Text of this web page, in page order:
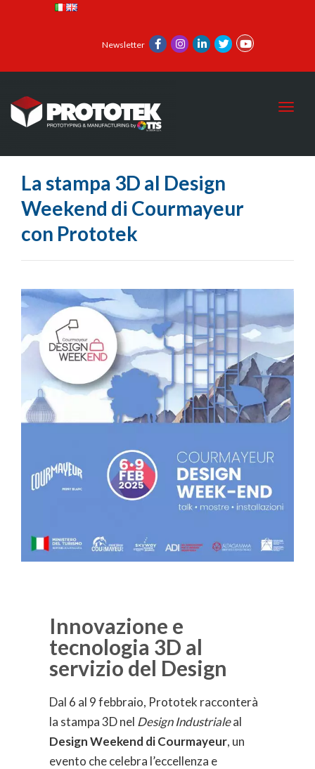
Newsletter
La stampa 3D al Design
Weekend di Courmayeur
con Prototek
Innovazione e
tecnologia 3D al
servizio del Design
Dal 6 al 9 febbraio, Prototek racconterà
la stampa 3D nel Design Industrialeal
Design Weekend di Courmayeur, un
evento che celebra l’eccellenza e